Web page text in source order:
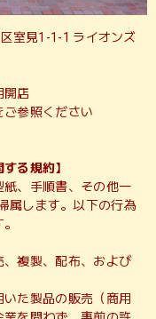
室見1-1-1 ライオンズ
開店
ご参照ください
る規約】
、手順書、その他一
属します。以下の行為
、複製、配布、および
いた製品の販売（商用